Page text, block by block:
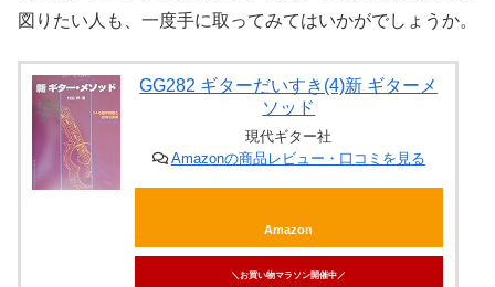
図りたい人も、一度手に取ってみてはいかがでしょうか。
GG282 ギターだいすき(4)新 ギターメ
ソッド
現代ギター社
Amazonの商品レビュー・口コミを見る
Amazon
＼お買い物マラソン開催中／